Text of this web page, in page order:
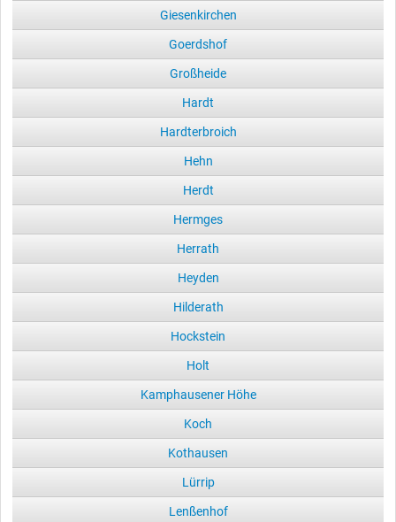
Giesenkirchen
Goerdshof
Großheide
Hardt
Hardterbroich
Hehn
Herdt
Hermges
Herrath
Heyden
Hilderath
Hockstein
Holt
Kamphausener Höhe
Koch
Kothausen
Lürrip
Lenßenhof